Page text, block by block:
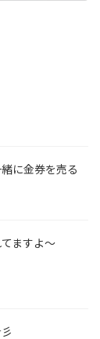
に金券を売る
ますよ～